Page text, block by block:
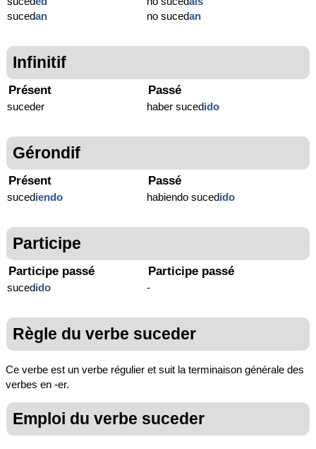
sucedan
no sucedan
Infinitif
Présent
suceder
Passé
haber sucedido
Gérondif
Présent
sucediendo
Passé
habiendo sucedido
Participe
Participe passé
sucedido
Participe passé
-
Règle du verbe suceder
Ce verbe est un verbe régulier et suit la terminaison générale des
verbes en -er.
Emploi du verbe suceder